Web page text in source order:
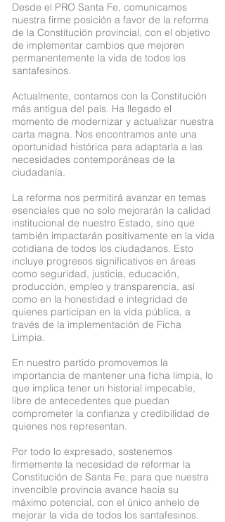
Desde el PRO Santa Fe, comunicamos
nuestra firme posición a favor de la reforma
de la Constitución provincial, con el objetivo
de implementar cambios que mejoren
permanentemente la vida de todos los
santafesinos.
Actualmente, contamos con la Constitución
más antigua del país. Ha llegado el
momento de modernizar y actualizar nuestra
carta magna. Nos encontramos ante una
oportunidad histórica para adaptarla a las
necesidades contemporáneas de la
ciudadanía.
La reforma nos permitirá avanzar en temas
esenciales que no solo mejorarán la calidad
institucional de nuestro Estado, sino que
también impactarán positivamente en la vida
cotidiana de todos los ciudadanos. Esto
incluye progresos significativos en áreas
como seguridad, justicia, educación,
producción, empleo y transparencia, así
como en la honestidad e integridad de
quienes participan en la vida pública, a
través de la implementación de Ficha
Limpia.
En nuestro partido promovemos la
importancia de mantener una ficha limpia, lo
que implica tener un historial impecable,
libre de antecedentes que puedan
comprometer la confianza y credibilidad de
quienes nos representan.
Por todo lo expresado, sostenemos
firmemente la necesidad de reformar la
Constitución de Santa Fe, para que nuestra
invencible provincia avance hacia su
máximo potencial, con el único anhelo de
mejorar la vida de todos los santafesinos.